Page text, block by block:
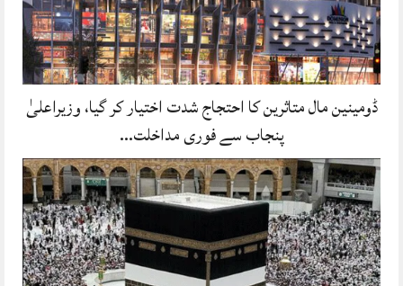
ڈومینین مال متاثرین کا احتجاج شدت اختیار کر گیا، وزیراعلیٰ
پنجاب سے فوری مداخلت…